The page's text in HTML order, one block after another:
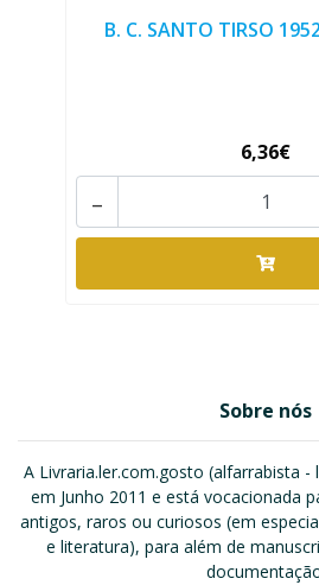
B. C. SANTO TIRSO
6,36€
-
Sobre nós
A Livraria.ler.com.gosto (alfarrabista -
em Junho 2011 e está vocacionada
antigos, raros ou curiosos (em
e literatura), para além de